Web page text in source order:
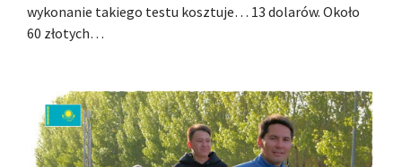
wykonanie takiego testu kosztuje… 13 dolarów. Około
60 złotych…